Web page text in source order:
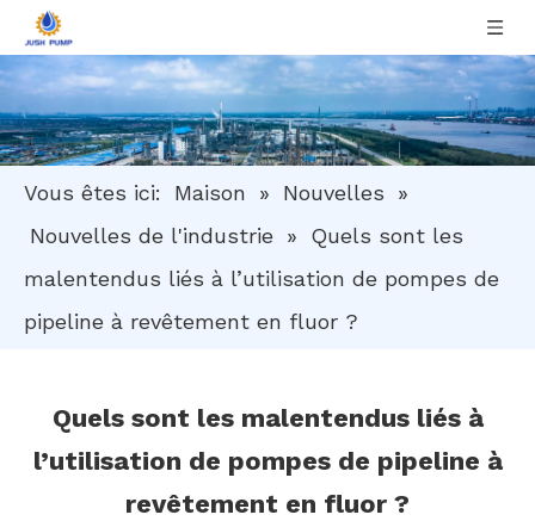
Vous êtes ici: Maison » Nouvelles
»
Nouvelles de l'industrie
»
Quels sont les
malentendus liés à l’utilisation de pompes de
pipeline à revêtement en fluor ?
Quels sont les malentendus liés à
l’utilisation de pompes de pipeline à
revêtement en fluor ?